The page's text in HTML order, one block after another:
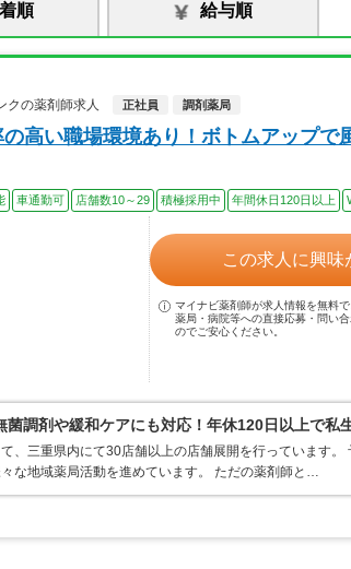
順 給与順
の薬剤師求人
正社員 調剤薬局
高い職場環境あり！ボトムアップで
車通勤可 店舗数10～29 積極採用中 年間休日120日以上
この求人に興味
マイナビ薬剤師が求人情報を無料で
薬局・病院等への直接応募・問い
のでご安心ください。
調剤や緩和ケアにも対応！年休120日以上で私
、三重県内にて30店舗以上の店舗展開を行っています。
な地域薬局活動を進めています。 ただの薬剤師と…